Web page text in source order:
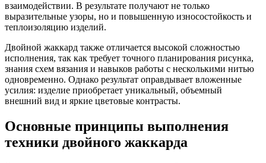
взаимодействии. В результате получают не только
выразительные узоры, но и повышенную износостойкость и
теплоизоляцию изделий.
Двойной жаккард также отличается высокой сложностью
исполнения, так как требует точного планирования рисунка,
знания схем вязания и навыков работы с несколькими нитью
одновременно. Однако результат оправдывает вложенные
усилия: изделие приобретает уникальный, объемный
внешний вид и яркие цветовые контрасты.
Основные принципы выполнения
техники двойного жаккарда